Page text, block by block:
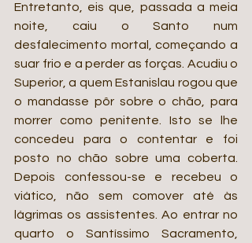
Entretanto, eis que, passada a meia
noite, caiu o Santo num
desfalecimento mortal, começando a
suar frio e a perder as forças. Acudiu o
Superior, a quem Estanislau rogou que
o mandasse pôr sobre o chão, para
morrer como penitente. Isto se lhe
concedeu para o contentar e foi
posto no chão sobre uma coberta.
Depois confessou-se e recebeu o
viático, não sem comover até às
lágrimas os assistentes. Ao entrar no
quarto o Santíssimo Sacramento,